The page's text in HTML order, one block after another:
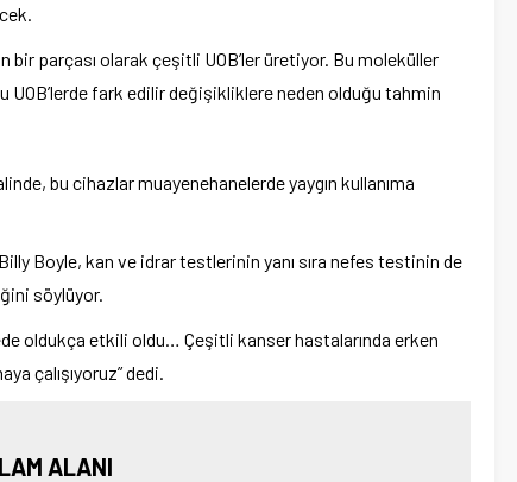
parçası olarak çeşitli UOB’ler üretiyor. Bu moleküller
UOB’lerde fark edilir değişikliklere neden olduğu tahmin
bu cihazlar muayenehanelerde yaygın kullanıma
Boyle, kan ve idrar testlerinin yanı sıra nefes testinin de
söylüyor.
oldukça etkili oldu… Çeşitli kanser hastalarında erken
çalışıyoruz” dedi.
ALANI